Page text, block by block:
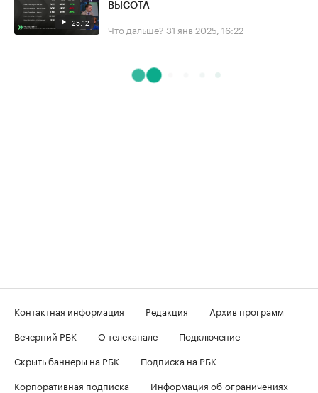
25:12
ВЫСОТА
Что дальше? 31 янв 2025, 16:22
Контактная информация Редакция
Архив программ
Вечерний РБК
О телеканале
Подключение
Скрыть баннеры на РБК
Подписка на РБК
Корпоративная подписка
Информация об ограничениях